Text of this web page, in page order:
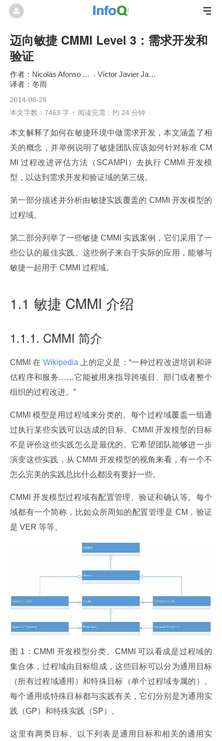
迈向敏捷 CMMI Level 3：需求开发和
验证
Nicolás Afonso Alonso
Víctor Javier Jara López
冬雨
2014-08-28
本文字数：7463 字
阅读完需：约 24 分钟
本文解释了如何在敏捷环境中做需求开发，本文涵盖了相
关的概念，并举例说明了敏捷团队应该如何针对标准 CM
MI 过程改进评估方法（SCAMPI）去执行 CMMI 开发模
型，以达到需求开发和验证域的第三级。
第一部分描述并分析由敏捷实践覆盖的 CMMI 开发模型的
过程域。
第二部分列举了一些敏捷 CMMI 实践案例，它们采用了一
些公认的最佳实践。这些例子来自于实际的应用，能够与
敏捷一起用于 CMMI 过程域。
1.1 敏捷 CMMI 介绍
1.1.1. CMMI 简介
CMMI 在 Wikipedia
上的定义是：“一种过程改进培训和评
估程序和服务……它能被用来指导跨项目、部门或者整个
组织的过程改进。”
CMMI 模型是用过程域来分类的。每个过程域覆盖一组通
过执行某些实践可以达成的目标。CMMI 开发模型的目标
不是评价这些实践怎么是最优的。它希望团队能够进一步
演变这些实践，从 CMMI 开发模型的视角来看，有一个不
怎么完美的实践总比什么都没有要好一些。
CMMI 开发模型过程域有配置管理、验证和确认等。每个
域都有一个简称，比如众所周知的配置管理是 CM，验证
是 VER 等等。
图 1：CMMI 开发模型分类。CMMI 可以看成是过程域的
集合体，过程域由目标组成，这些目标可以分为通用目标
（所有过程域通用）和特殊目标（单个过程域专属的）。
每个通用或特殊目标都与实践有关，它们分别是为通用实
践（GP）和特殊实践（SP）。
这里有两类目标。以下列表是通用目标和相关的通用实